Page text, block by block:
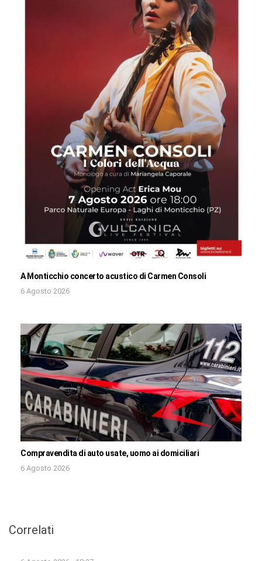
A Monticchio concerto acustico di Carmen Consoli
6 Agosto 2026
Compravendita di auto usate, uomo ai domiciliari
6 Agosto 2026
Correlati